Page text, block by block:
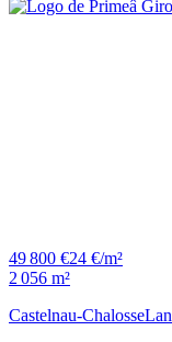
49 800 €24 €/m²
2 056 m²
Castelnau-Chalosse